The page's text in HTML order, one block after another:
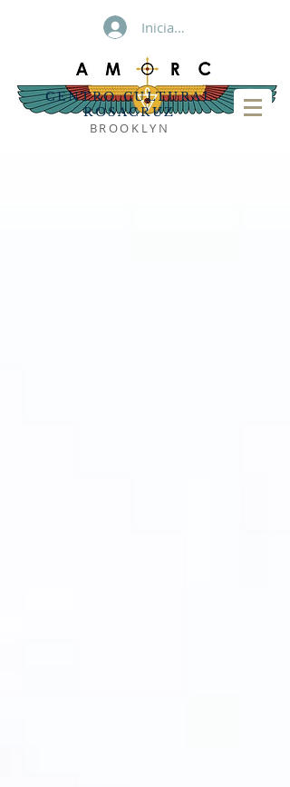
Iniciar sesión
CENTRO CULTURAL
ROSACRUZ
BROOKLYN